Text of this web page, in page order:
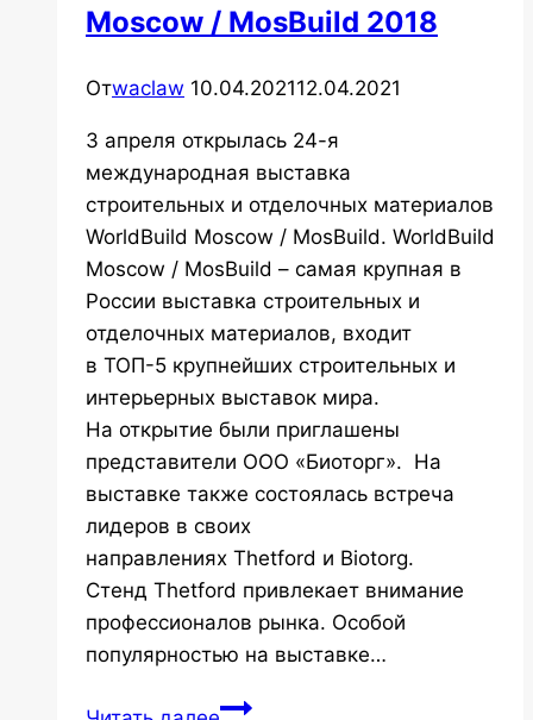
марта!!!
Moscow / MosBuild 2018
Отwaclaw 10.04.202112.04.2021
3 апреля открылась 24-я
международная выставка
строительных и отделочных материалов
WorldBuild Moscow / MosBuild. WorldBuild
Moscow / MosBuild – самая крупная в
России выставка строительных и
отделочных материалов, входит
в ТОП-5 крупнейших строительных и
интерьерных выставок мира.
На открытие были приглашены
представители ООО «Биоторг». На
выставке также состоялась встреча
лидеров в своих
направлениях Thetford и Biotorg.
Стенд Thetford привлекает внимание
профессионалов рынка. Особой
популярностью на выставке…
Thetford